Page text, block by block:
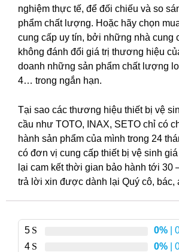
nghiệm thực tế, để đối chiếu và so
phẩm chất lượng. Hoặc hãy chọn
cung cấp uy tín, bởi những nhà cung
không đánh đổi giá trị thương hiệu
doanh những sản phẩm chất lượng
4… trong ngắn hạn.
Tại sao các thương hiệu thiết bị vệ
cầu như TOTO, INAX, SETO chỉ có
hành sản phẩm của mình trong 24
có đơn vị cung cấp thiết bị vệ sinh
lại cam kết thời gian bảo hành tới 30
trả lời xin được dành lại Quý cô, bác,
5 0% |
4
0% |